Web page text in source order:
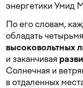
энергетики Умид
По его словам,
обладать
высоковольтных
и заканчивая
Солнечная и
в отдаленных